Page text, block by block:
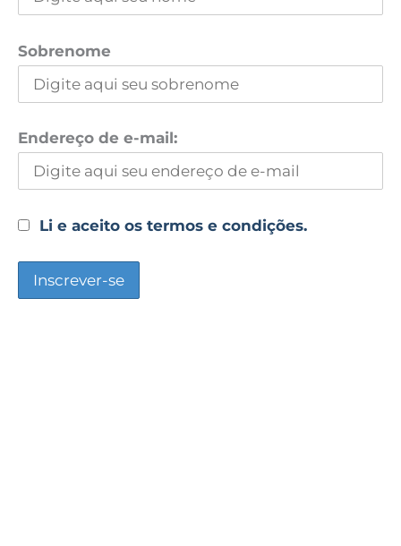
Sobrenome
Endereço de e-mail:
Li e aceito os termos e condições.